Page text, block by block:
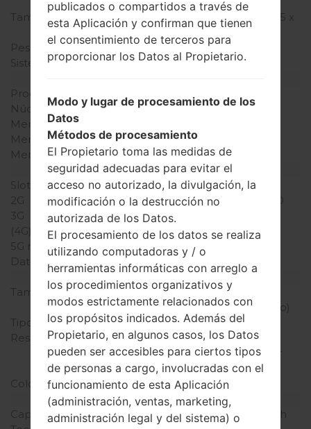
Tamaño (dimensiones)
108 x 48 milímetros (4.25 x
1.89 pulgadas)
Peso
89 gramos (3.14 onzas)
Sistema de operación
-
Procesador
Núcleos de UCP
-
Memoria RAM
Memoria interna
6MB
Memoria externa
microSD
Red y Datos
Slot de tarjeta
1 Mini-SIM
2G
GSM 850/900/1800/1900
3G
-
(4G) LTE
5G network
-
Datos
GPRS,EDGE
Pantalla
Tamaño de la pantalla
2.2 pulgadas (~29.4%
relación pantalla-cuerpo)
Tipo de Pantalla
TFT
Resolución de Pantalla
176 x 220 píxeles (~128
densidad de píxeles por
pulgada)
Colores de pantalla
256K colores
Batería y Teclado
Capacidad de batería
Extraíble Li-Ion 900 mAh
publicados o compartidos a través de
esta Aplicación y confirman que tienen
el consentimiento de terceros para
proporcionar los Datos al Propietario.
Modo y lugar de procesamiento de los
Datos
Métodos de procesamiento
El Propietario toma las medidas de
seguridad adecuadas para evitar el
acceso no autorizado, la divulgación, la
modificación o la destrucción no
autorizada de los Datos.
El procesamiento de los datos se realiza
utilizando computadoras y / o
herramientas informáticas con arreglo a
los procedimientos organizativos y
modos estrictamente relacionados con
los propósitos indicados. Además del
Propietario, en algunos casos, los Datos
pueden ser accesibles para ciertos tipos
de personas a cargo, involucradas con el
funcionamiento de esta Aplicación
(administración, ventas, marketing,
administración legal y del sistema) o